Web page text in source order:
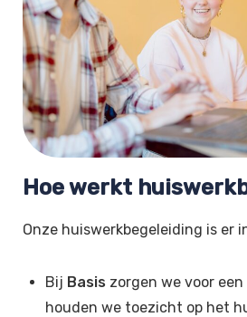
Hoe werkt
Onze huiswerkbegeleiding is er
Bij Basis zorgen we voor
houden we toezicht op het